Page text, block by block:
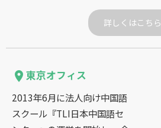
詳しくはこちら
place 東京オフィス
2013年6月に法人向け中国語
スクール『TLI日本中国語セ